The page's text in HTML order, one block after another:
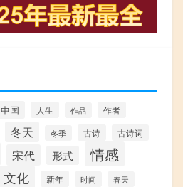
中国 人生 作品
作者
冬天 冬季 古诗 古诗词
宋代 形式 情感
文化 新年 时间 春天